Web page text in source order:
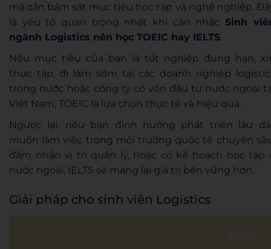
mà cần bám sát mục tiêu học tập và nghề nghiệp.
là yếu tố quan trọng nhất khi cân nhắc Sinh
ngành Logistics nên học TOEIC hay IELTS.
Nếu mục tiêu của bạn là tốt nghiệp đúng hạn,
thực tập, đi làm sớm tại các doanh nghiệp
trong nước hoặc công ty có vốn đầu tư nước ngoài
Việt Nam, TOEIC là lựa chọn thực tế và hiệu quả.
Ngược lại, nếu bạn định hướng phát triển lâu
muốn làm việc trong môi trường quốc tế chuyên
đảm nhận vị trí quản lý, hoặc có kế hoạch học tập
nước ngoài, IELTS sẽ mang lại giá trị bền vững hơn.
Giải pháp cho sinh viên Logistics